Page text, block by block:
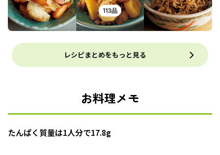
113品
レシピまとめをもっと見る
お料理メモ
たんぱく質量は1人分で17.8g